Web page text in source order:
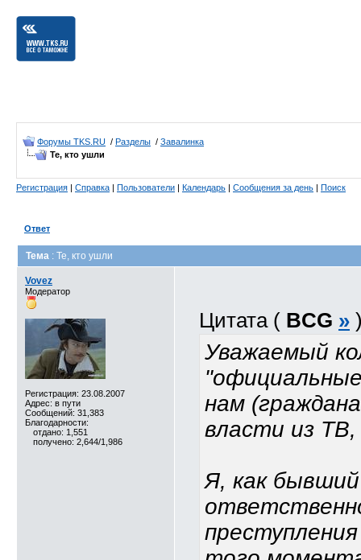
Форумы TKS.RU / Разделы / Завалинка
Те, кто ушли
Регистрация | Справка | Пользователи | Календарь | Сообщения за день | Поиск
Ответ
Тема : Те, кто ушли
Vovez
Модератор
Регистрация: 23.08.2007
Адрес: в пути
Сообщений: 31,383
Благодарности:
отдано: 1,551
получено: 2,644/1,986
Цитата ( BCG »
Уважаемый
нам
власти из
Я, как